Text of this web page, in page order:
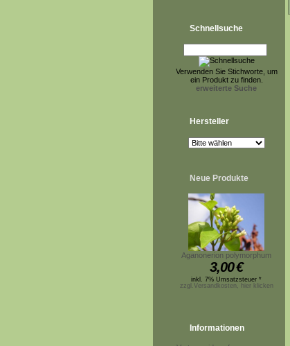
Schnellsuche
Verwenden Sie Stichworte, um
ein Produkt zu finden.
erweiterte Suche
Hersteller
Neue Produkte
Aganonerion polymorphum
3,00€
inkl. 7% Umsatzsteuer *
zzgl.Versandkosten, hier klicken
Informationen